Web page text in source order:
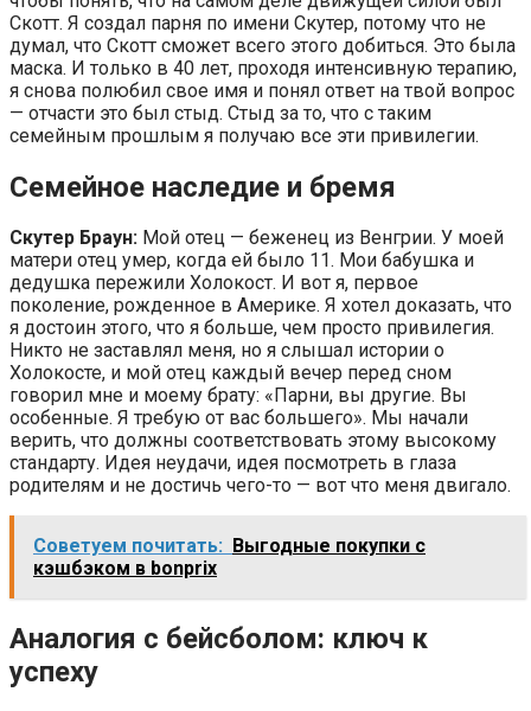
Скотт. Я создал парня по имени Скутер, потому что не
думал, что Скотт сможет всего этого добиться. Это была
маска. И только в 40 лет, проходя интенсивную терапию,
я снова полюбил свое имя и понял ответ на твой вопрос
— отчасти это был стыд. Стыд за то, что с таким
семейным прошлым я получаю все эти привилегии.
Семейное наследие и бремя
Скутер Браун: Мой отец — беженец из Венгрии. У моей
матери отец умер, когда ей было 11. Мои бабушка и
дедушка пережили Холокост. И вот я, первое
поколение, рожденное в Америке. Я хотел доказать, что
я достоин этого, что я больше, чем просто привилегия.
Никто не заставлял меня, но я слышал истории о
Холокосте, и мой отец каждый вечер перед сном
говорил мне и моему брату: «Парни, вы другие. Вы
особенные. Я требую от вас большего». Мы начали
верить, что должны соответствовать этому высокому
стандарту. Идея неудачи, идея посмотреть в глаза
родителям и не достичь чего-то — вот что меня двигало.
Советуем почитать:
Выгодные покупки с
кэшбэком в bonprix
Аналогия с бейсболом: ключ к
успеху